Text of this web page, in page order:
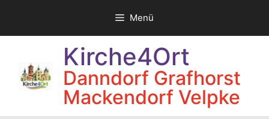
springen
Menü
Kirche4Ort
Danndorf Grafhorst
Mackendorf Velpke